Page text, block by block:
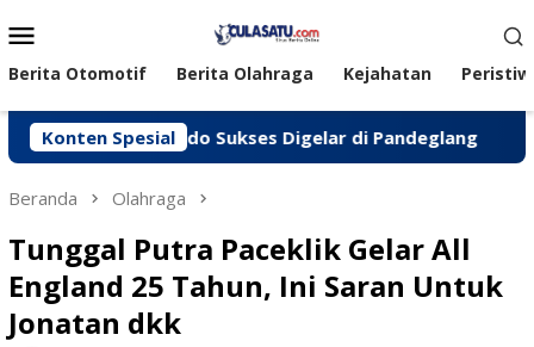
ke
kontenMobile
Berita Otomotif Berita Olahraga Kejahatan
Konten Spesial
Jasindo Sukses Digelar di Pandeglang ‎Polres
Beranda Olahraga
Tunggal Putra Paceklik Gelar All
England 25 Tahun, Ini Saran Untuk
Jonatan dkk